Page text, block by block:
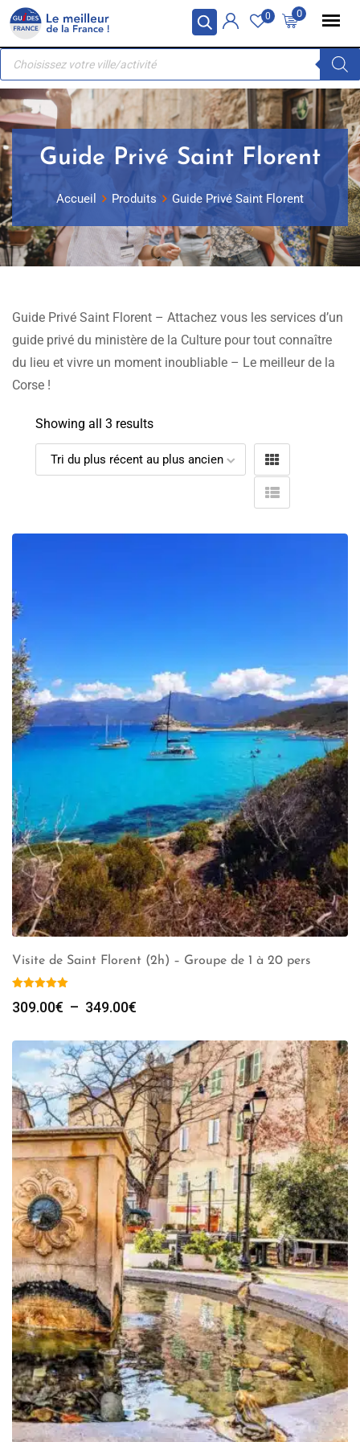
Panneau de gestion des cookies
Skip
content
0
0
Recherche
produits
Guide Privé Saint Florent
Accueil Produits Guide Privé Saint Florent
Guide Privé Saint Florent – Attachez vous les services d’un
guide privé du ministère de la Culture pour tout connaître
du lieu et vivre un moment inoubliable – Le meilleur de la
Corse !
Showing all 3 results
Visite de Saint Florent (2h) – Groupe de 1 à 20 pers
309.00€ – 349.00€
prix :
309.00€
à
349.00€